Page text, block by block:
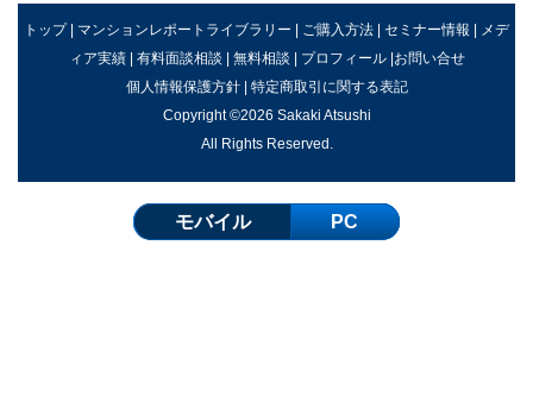
トップ| マンションレポートライブラリー | ご購入方法 | セミナー情報 | メデ
ィア実績| 有料面談相談 | 無料相談 | プロフィール|お問い合せ
個人情報保護方針| 特定商取引に関する表記
Copyright ©2026 Sakaki Atsushi
All Rights Reserved.
モバイル PC